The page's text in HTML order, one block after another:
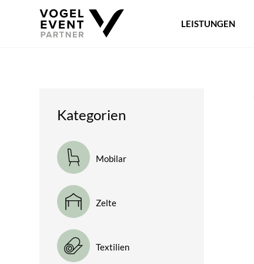
LEISTUNGEN
Kategorien
Mobilar
Zelte
Textilien